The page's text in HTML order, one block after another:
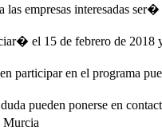
empresas interesadas
el 15 de febrero de 2018
participar en el programa
pueden ponerse en